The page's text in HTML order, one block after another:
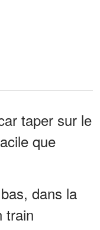
taper sur le
que
dans la
train